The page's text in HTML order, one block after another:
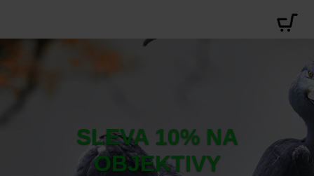
SLEVA 10% NA
OBJEKTIVY